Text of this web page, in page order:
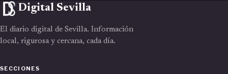
Digital Sevilla
El diario digital de Sevilla. Información
local, rigurosa y cercana, cada día.
SECCIONES